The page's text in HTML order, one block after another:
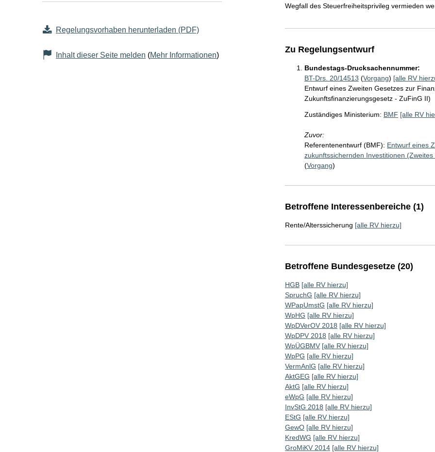
Regelungsvorhaben herunterladen (PDF)
Inhalt dieser Seite melden (Mehr Informationen)
Wegfall des Steuerfreiheitsprivileg vermieden
Zu Regelungsentwurf
Bundestags-Drucksachennummer:
BT-Drs. 20/14513 (Vorgang) [alle RV
Entwurf eines Zweiten Gesetzes zur
Zukunftsfinanzierungsgesetz - ZuFinG II)
Zuständiges Ministerium: BMF [alle RV
Zuvor:
Referentenentwurf (BMF): Entwurf eines
zukunftssichernden Investitionen
(Vorgang)
Betroffene Interessenbereiche (1)
Rente/Alterssicherung [alle RV hierzu]
Betroffene Bundesgesetze (20)
HGB [alle RV hierzu]
SpruchG [alle RV hierzu]
WPapUmstG [alle RV hierzu]
WpHG [alle RV hierzu]
WpDVerOV 2018 [alle RV hierzu]
WpDPV 2018 [alle RV hierzu]
WpÜGBMV [alle RV hierzu]
WpPG [alle RV hierzu]
VermAnlG [alle RV hierzu]
AktGEG [alle RV hierzu]
AktG [alle RV hierzu]
eWpG [alle RV hierzu]
InvStG 2018 [alle RV hierzu]
EStG [alle RV hierzu]
GewO [alle RV hierzu]
KredWG [alle RV hierzu]
GroMiKV 2014 [alle RV hierzu]